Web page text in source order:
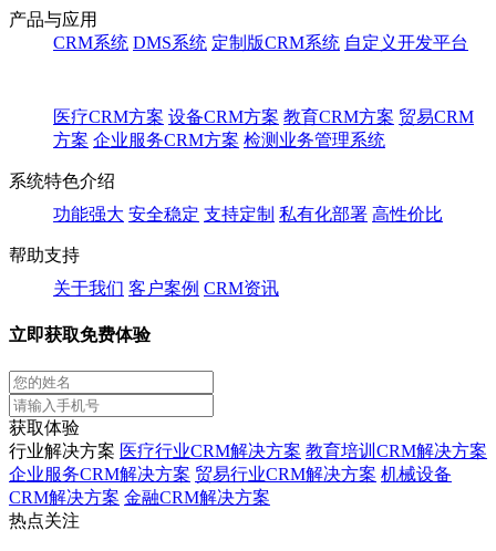
产品与应用
CRM系统 DMS系统 定制版CRM系统 自定义开发平台
医疗CRM方案 设备CRM方案 教育CRM方案 贸易CRM
方案 企业服务CRM方案 检测业务管理系统
系统特色介绍
功能强大 安全稳定 支持定制 私有化部署 高性价比
帮助支持
关于我们 客户案例 CRM资讯
立即获取免费体验
获取体验
行业解决方案 医疗行业CRM解决方案 教育培训CRM解决方案
企业服务CRM解决方案 贸易行业CRM解决方案 机械设备
CRM解决方案 金融CRM解决方案
热点关注